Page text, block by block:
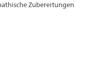
Zubereitungen